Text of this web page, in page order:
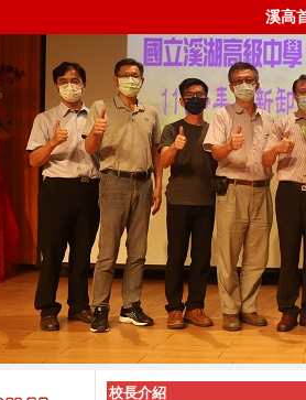
溪高
校長介紹